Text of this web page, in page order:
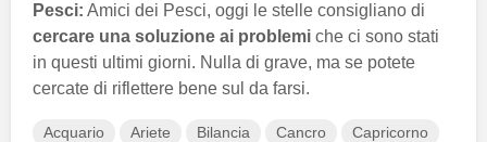
Pesci: Amici dei Pesci, oggi le stelle consigliano di
cercare una soluzione ai problemi che ci sono stati
in questi ultimi giorni. Nulla di grave, ma se potete
cercate di riflettere bene sul da farsi.
Acquario Ariete Bilancia Cancro
Capricorno